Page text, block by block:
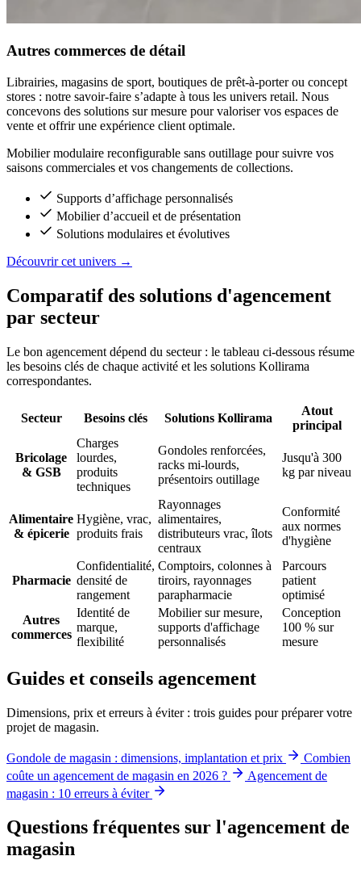
Autres commerces de détail
Librairies, magasins de sport, boutiques de prêt-à-porter ou concept
stores : notre savoir-faire s’adapte à tous les univers retail. Nous
concevons des solutions sur mesure pour valoriser vos espaces de
vente et offrir une expérience client optimale.
Mobilier modulaire reconfigurable sans outillage pour suivre vos
saisons commerciales et vos changements de collections.
Supports d’affichage personnalisés
Mobilier d’accueil et de présentation
Solutions modulaires et évolutives
Découvrir cet univers →
Comparatif des solutions d'agencement
par secteur
Le bon agencement dépend du secteur : le tableau ci-dessous résume
les besoins clés de chaque activité et les solutions Kollirama
correspondantes.
Secteur Besoins clés Solutions Kollirama
Atout
principal
Bricolage
& GSB
Charges
lourdes,
produits
techniques
Gondoles renforcées,
racks mi-lourds,
présentoirs outillage
Jusqu'à 300
kg par niveau
Alimentaire
& épicerie
Hygiène, vrac,
produits frais
Rayonnages
alimentaires,
distributeurs vrac, îlots
centraux
Conformité
aux normes
d'hygiène
Pharmacie
Confidentialité,
densité de
rangement
Comptoirs, colonnes à
tiroirs, rayonnages
parapharmacie
Parcours
patient
optimisé
Autres
commerces
Identité de
marque,
flexibilité
Mobilier sur mesure,
supports d'affichage
personnalisés
Conception
100 % sur
mesure
Guides et conseils agencement
Dimensions, prix et erreurs à éviter : trois guides pour préparer votre
projet de magasin.
Gondole de magasin : dimensions, implantation et prix
Combien
coûte un agencement de magasin en 2026 ?
Agencement de
magasin : 10 erreurs à éviter
Questions fréquentes sur l'agencement de
magasin